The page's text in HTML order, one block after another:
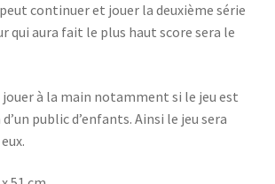
continuer et jouer la deuxième série
qui aura fait le plus haut score sera le
à la main notamment si le jeu est
public d’enfants. Ainsi le jeu sera